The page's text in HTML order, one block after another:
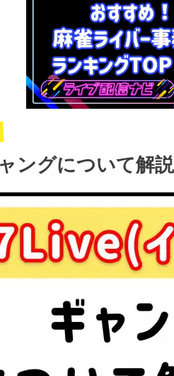
ングについて解説